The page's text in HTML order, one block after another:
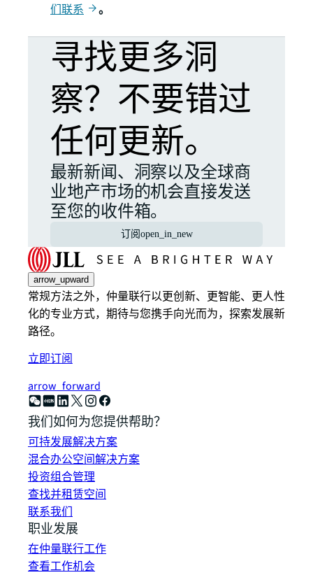
们联系
。
寻找更多洞
察？不要错过
任何更新。
最新新闻、洞察以及全球商
业地产市场的机会直接发送
至您的收件箱。
订阅 open_in_new
arrow_upward
常规方法之外，仲量联行以更创新、更智能、更人性
化的专业方式，期待与您携手向光而为，探索发展新
路径。
立即订阅
arrow_forward
我们如何为您提供帮助？
可持发展解决方案
混合办公空间解决方案
投资组合管理
查找并租赁空间
联系我们
职业发展
在仲量联行工作
查看工作机会